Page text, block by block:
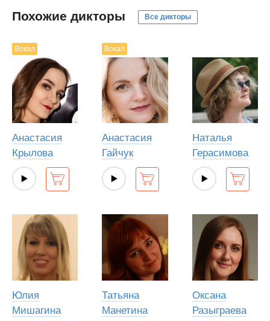
Похожие дикторы Все дикторы
Вокал
Анастасия
Крылова
Вокал
Анастасия
Гайчук
Наталья
Герасимова
Юлия
Мишагина
Татьяна
Манетина
Оксана
Разыграева